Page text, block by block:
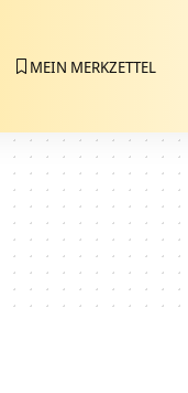
MEIN MERKZETTEL